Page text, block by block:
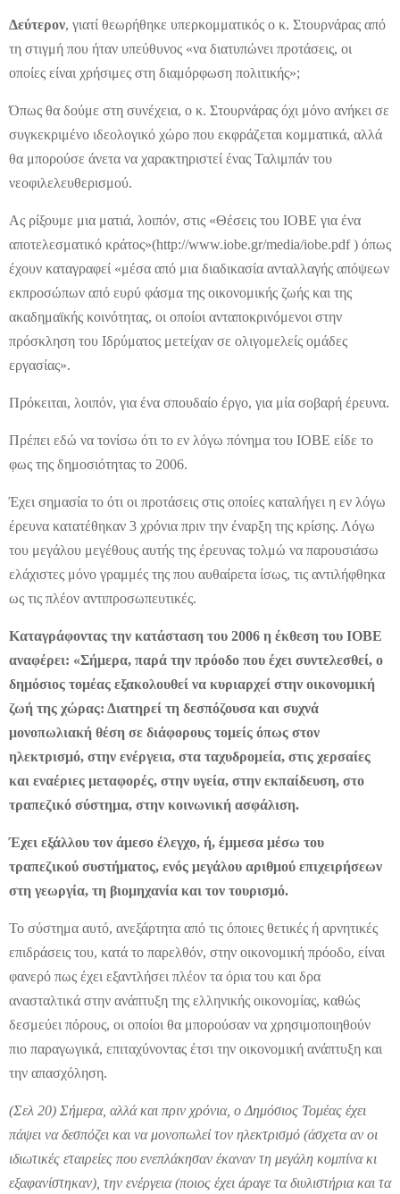
Δεύτερον, γιατί θεωρήθηκε υπερκομματικός ο κ. Στουρνάρας από
τη στιγμή που ήταν υπεύθυνος «να διατυπώνει προτάσεις, οι
οποίες είναι χρήσιμες στη διαμόρφωση πολιτικής»;
Όπως θα δούμε στη συνέχεια, ο κ. Στουρνάρας όχι μόνο ανήκει σε
συγκεκριμένο ιδεολογικό χώρο που εκφράζεται κομματικά, αλλά
θα μπορούσε άνετα να χαρακτηριστεί ένας Ταλιμπάν του
νεοφιλελευθερισμού.
Ας ρίξουμε μια ματιά, λοιπόν, στις «Θέσεις του ΙΟΒΕ για ένα
αποτελεσματικό κράτος»(http://www.iobe.gr/media/iobe.pdf ) όπως
έχουν καταγραφεί «μέσα από μια διαδικασία ανταλλαγής απόψεων
εκπροσώπων από ευρύ φάσμα της οικονομικής ζωής και της
ακαδημαϊκής κοινότητας, οι οποίοι ανταποκρινόμενοι στην
πρόσκληση του Ιδρύματος μετείχαν σε ολιγομελείς ομάδες
εργασίας».
Πρόκειται, λοιπόν, για ένα σπουδαίο έργο, για μία σοβαρή έρευνα.
Πρέπει εδώ να τονίσω ότι το εν λόγω πόνημα του ΙΟΒΕ είδε το
φως της δημοσιότητας το 2006.
Έχει σημασία το ότι οι προτάσεις στις οποίες καταλήγει η εν λόγω
έρευνα κατατέθηκαν 3 χρόνια πριν την έναρξη της κρίσης. Λόγω
του μεγάλου μεγέθους αυτής της έρευνας τολμώ να παρουσιάσω
ελάχιστες μόνο γραμμές της που αυθαίρετα ίσως, τις αντιλήφθηκα
ως τις πλέον αντιπροσωπευτικές.
Καταγράφοντας την κατάσταση του 2006 η έκθεση του ΙΟΒΕ
αναφέρει: «Σήμερα, παρά την πρόοδο που έχει συντελεσθεί, ο
δημόσιος τομέας εξακολουθεί να κυριαρχεί στην οικονομική
ζωή της χώρας: Διατηρεί τη δεσπόζουσα και συχνά
μονοπωλιακή θέση σε διάφορους τομείς όπως στον
ηλεκτρισμό, στην ενέργεια, στα ταχυδρομεία, στις χερσαίες
και εναέριες μεταφορές, στην υγεία, στην εκπαίδευση, στο
τραπεζικό σύστημα, στην κοινωνική ασφάλιση.
Έχει εξάλλου τον άμεσο έλεγχο, ή, έμμεσα μέσω του
τραπεζικού συστήματος, ενός μεγάλου αριθμού επιχειρήσεων
στη γεωργία, τη βιομηχανία και τον τουρισμό.
Το σύστημα αυτό, ανεξάρτητα από τις όποιες θετικές ή αρνητικές
επιδράσεις του, κατά το παρελθόν, στην οικονομική πρόοδο, είναι
φανερό πως έχει εξαντλήσει πλέον τα όρια του και δρα
ανασταλτικά στην ανάπτυξη της ελληνικής οικονομίας, καθώς
δεσμεύει πόρους, οι οποίοι θα μπορούσαν να χρησιμοποιηθούν
πιο παραγωγικά, επιταχύνοντας έτσι την οικονομική ανάπτυξη και
την απασχόληση.
(Σελ 20) Σήμερα, αλλά και πριν χρόνια, ο Δημόσιος Τομέας έχει
πάψει να δεσπόζει και να μονοπωλεί τον ηλεκτρισμό (άσχετα αν οι
ιδιωτικές εταιρείες που ενεπλάκησαν έκαναν τη μεγάλη κομπίνα κι
εξαφανίστηκαν), την ενέργεια (ποιος έχει άραγε τα διυλιστήρια και τα